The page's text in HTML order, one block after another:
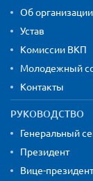
Об организации
Устав
Комиссии ВКП
Молодежный
Контакты
РУКОВОДСТВО
Генеральный
Президент
Вице-